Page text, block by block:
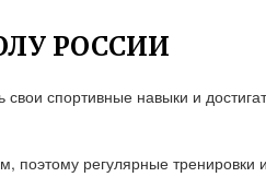
РОССИИ
спортивные навыки и
поэтому регулярные тренировки и